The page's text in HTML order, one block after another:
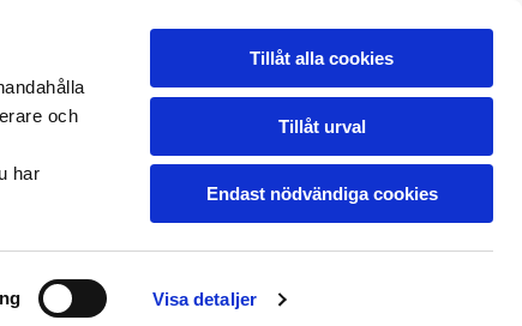
och
har
Visa detaljer
Tillåt alla cookies
Tillåt urval
Endast nödvändiga cookies
LEVERANS & PRISER
JIMS